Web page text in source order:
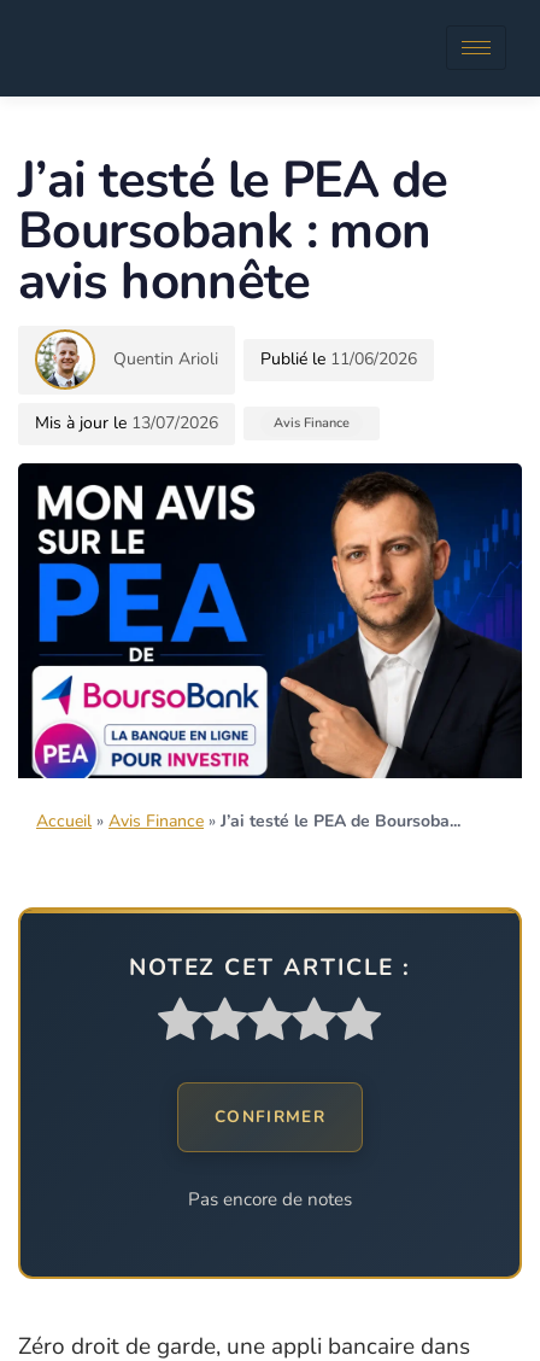
J’ai testé le PEA de
Boursobank : mon
avis honnête
Quentin Arioli 11/06/2026
13/07/2026 Avis Finance
Accueil » Avis Finance » J’ai testé le PEA de Boursoba...
NOTEZ CET ARTICLE :
CONFIRMER
Pas encore de notes
Zéro droit de garde, une appli bancaire dans